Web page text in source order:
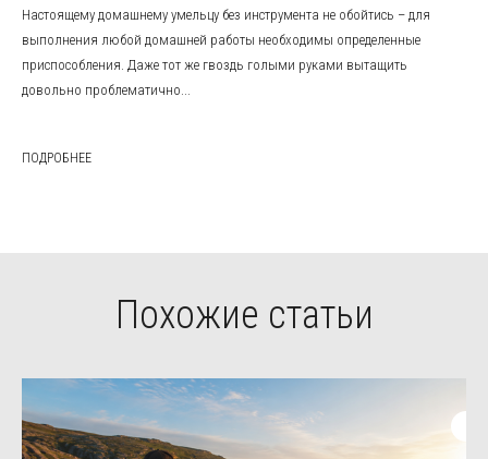
Настоящему домашнему умельцу без инструмента не обойтись – для
выполнения любой домашней работы необходимы определенные
приспособления. Даже тот же гвоздь голыми руками вытащить
довольно проблематично...
ПОДРОБНЕЕ
Похожие статьи